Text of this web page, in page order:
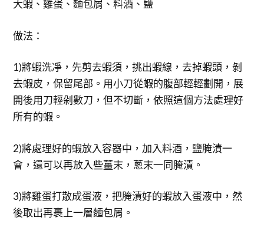
大蝦、雞蛋、麵包屑、料酒、鹽
做法：
1)將蝦洗凈，先剪去蝦須，挑出蝦線，去掉蝦頭，剝
去蝦皮，保留尾部。用小刀從蝦的腹部輕輕劃開，展
開後用刀輕剁數刀，但不切斷，依照這個方法處理好
所有的蝦。
2)將處理好的蝦放入容器中，加入料酒，鹽腌漬一
會，還可以再放入些薑末，蔥末一同腌漬。
3)將雞蛋打散成蛋液，把腌漬好的蝦放入蛋液中，然
後取出再裹上一層麵包屑。